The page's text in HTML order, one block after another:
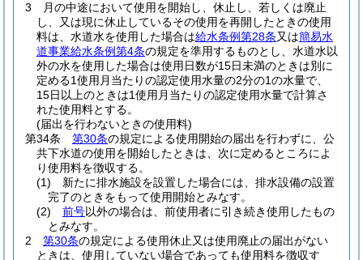
3
月の中途において使用を開始し、休止し、若しくは廃止
し、又は現に休止しているその使用を再開したときの使用
料は、水道水を使用した場合は給水条例第28条又は簡易水
道事業給水条例第4条の規定を準用するものとし、水道水以
外の水を使用した場合は使用日数が15日未満のときは別に
定める1使用月当たりの認定使用水量の2分の1の水量で、
15日以上のときは1使用月当たりの認定使用水量で計算さ
れた使用料とする。
(届出を行わないときの使用料)
第34条
第30条の規定による使用開始の届出を行わずに、公
共下水道の使用を開始したときは、次に定めるところによ
り使用料を徴収する。
(1)
新たに排水施設を設置した場合には、排水設備の設置
完了のときをもって使用開始とみなす。
(2)
前号以外の場合は、前使用者に引き続き使用したもの
とみなす。
2
第30条の規定による使用休止又は使用廃止の届出がない
ときは、使用していない場合であっても使用料を徴収す